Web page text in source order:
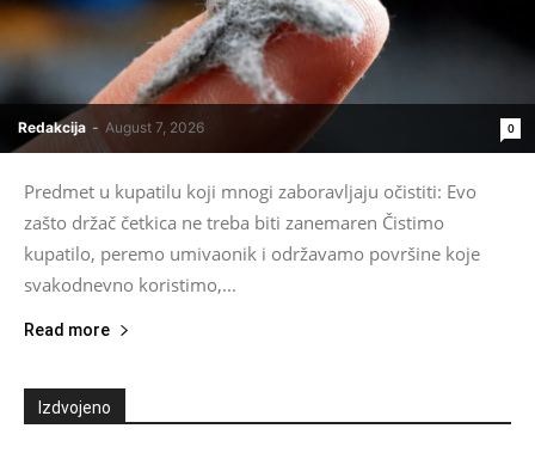
Redakcija - August 7, 2026 0
Predmet u kupatilu koji mnogi zaboravljaju očistiti: Evo
zašto držač četkica ne treba biti zanemaren Čistimo
kupatilo, peremo umivaonik i održavamo površine koje
svakodnevno koristimo,...
Read more
Izdvojeno